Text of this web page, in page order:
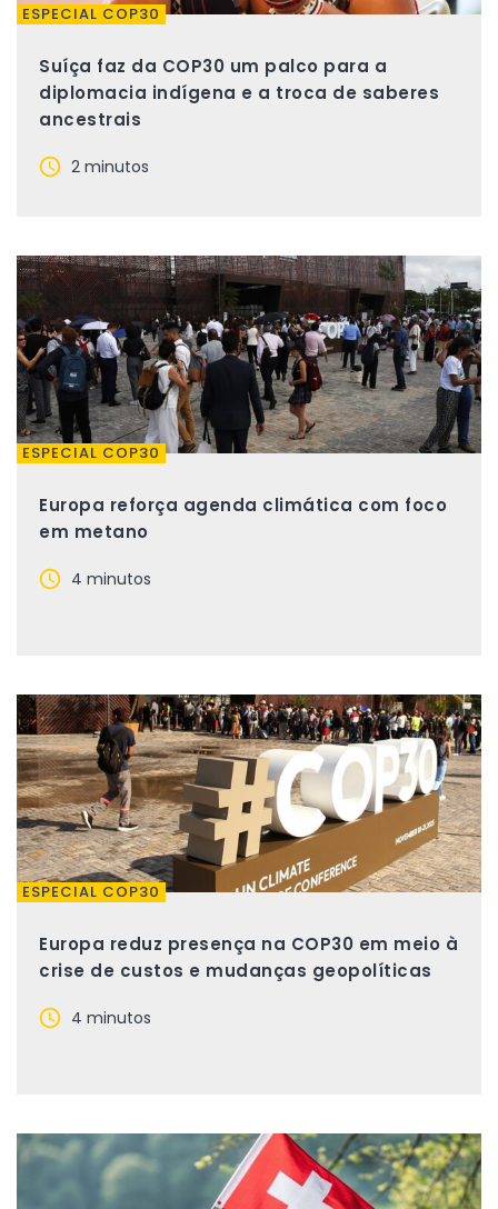
ESPECIAL COP30
Suíça faz da COP30 um palco para a
diplomacia indígena e a troca de saberes
ancestrais
2 minutos
ESPECIAL COP30
Europa reforça agenda climática com foco
em metano
4 minutos
ESPECIAL COP30
Europa reduz presença na COP30 em meio à
crise de custos e mudanças geopolíticas
4 minutos